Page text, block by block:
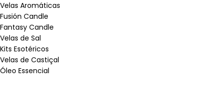
Velas Aromáticas
Fusión Candle
Fantasy Candle
Velas de Sal
Kits Esotéricos
Velas de Castiçal
Óleo Essencial